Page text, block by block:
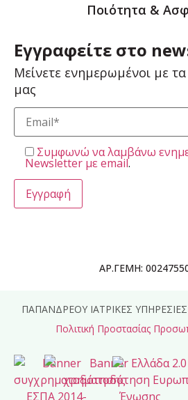
Ποιότητα &
Εγγραφείτε στο
Μείνετε ενημερωμένοι με
μας
Συμφωνώ να λαμβάνω
Newsletter με email.
ΑΡ.ΓΕΜΗ:
ΠΑΠΑΝΔΡΕΟΥ ΙΑΤΡΙΚΕΣ
Πολιτική Προστασίας